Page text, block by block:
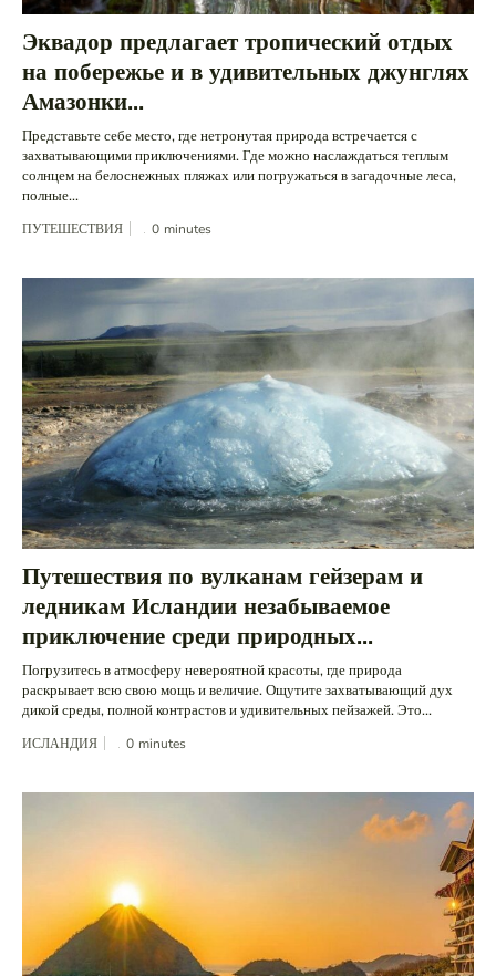
Эквадор предлагает тропический отдых
на побережье и в удивительных джунглях
Амазонки...
Представьте себе место, где нетронутая природа встречается с
захватывающими приключениями. Где можно наслаждаться теплым
солнцем на белоснежных пляжах или погружаться в загадочные леса,
полные...
ПУТЕШЕСТВИЯ 0 minutes
Путешествия по вулканам гейзерам и
ледникам Исландии незабываемое
приключение среди природных...
Погрузитесь в атмосферу невероятной красоты, где природа
раскрывает всю свою мощь и величие. Ощутите захватывающий дух
дикой среды, полной контрастов и удивительных пейзажей. Это...
ИСЛАНДИЯ 0 minutes